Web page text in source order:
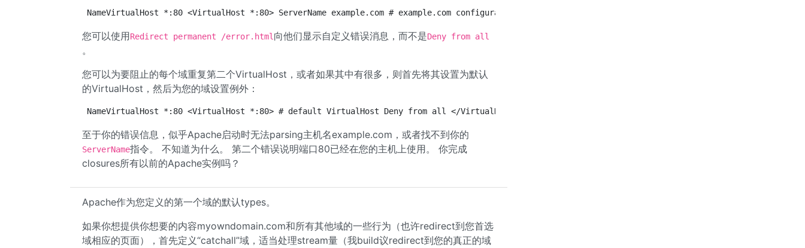
NameVirtualHost *:80 <VirtualHost *:80> ServerName example.com # example.com configuration </VirtualHost> <VirtualHost *:80> ServerName
您可以使用Redirect permanent /error.html 向他们显示自定义错误消息，而不是Deny from all
。
您可以为要阻止的每个域重复第二个VirtualHost，或者如果其中有很多，则首先将其设置为默认
的VirtualHost，然后为您的域设置例外：
NameVirtualHost *:80 <VirtualHost *:80> # default VirtualHost Deny from all </VirtualHost> <VirtualHost *:80> ServerName example.com # example.com
至于你的错误信息，似乎Apache启动时无法parsing主机名example.com，或者找不到你的
ServerName指令。 不知道为什么。 第二个错误说明端口80已经在您的主机上使用。 你完成
closures所有以前的Apache实例吗？
Apache作为您定义的第一个域的默认types。
如果你想提供你想要的内容myowndomain.com和所有其他域的一些行为（也许redirect到您首选
域相应的页面），首先定义“catchall”域，适当处理stream量（我build议redirect到您的真正的域